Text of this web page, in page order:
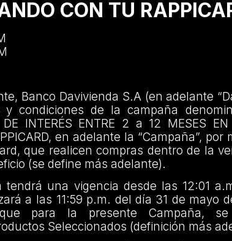
CON TU
Banco Davivienda S.A (en adelante
condiciones de la campaña
INTERÉS ENTRE 2 a 12 MESES EN
en adelante la “Campaña”,
que realicen compras dentro de la
(se define más adelante).
tendrá una vigencia desde las 12:01
a las 11:59 p.m. del día 31 de mayo
para la presente Campaña,
Seleccionados (definición más